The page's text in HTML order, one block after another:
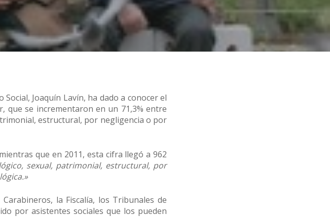
Joaquín Lavín, ha dado a conocer el
que se incrementaron en un 71,3% entre
estructural, por negligencia o por
que en 2011, esta cifra llegó a 962
sexual, patrimonial, estructural, por
la Fiscalía, los Tribunales de
por asistentes sociales que los pueden